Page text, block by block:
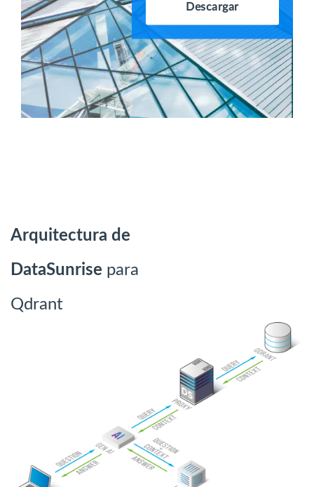
Descargar
Arquitectura de
DataSunrise para
Qdrant